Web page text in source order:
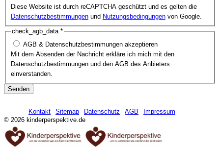
Diese Website ist durch reCAPTCHA geschützt und es gelten die
Datenschutzbestimmungenund Nutzungsbedingungenvon Google.
check_agb_data *
AGB & Datenschutzbestimmungen akzeptieren
Mit dem Absenden der Nachricht erkläre ich mich mit den
Datenschutzbestimmungen und den AGB des Anbieters
einverstanden.
Senden
© 2026 kinderperspektive.de
Impressum
AGB
Datenschutz
Sitemap
Kontakt